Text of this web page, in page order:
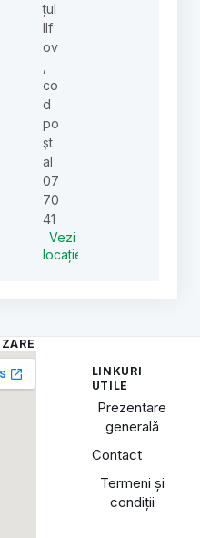
țul
Ilf
ov
co
d
po
șt
al
07
70
41
Vezi
locație
LINKURI
UTILE
Prezentare
generală
Contact
Termeni și
condiții